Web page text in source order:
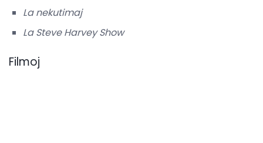
La nekutimaj
La Steve Harvey Show
Filmoj